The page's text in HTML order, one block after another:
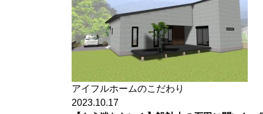
アイフルホームのこだわり
2023.10.17